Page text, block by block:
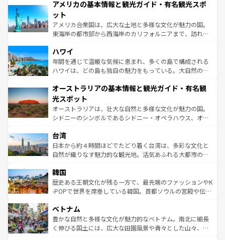
ンツ一覧を参照してほしい。
の建物がそのまま残る町や、スイスならではのユニークな
博物館もあり、アルプス観光だけでなく町歩きも満喫する
ことができる。国民の所得が高いため物価も高いが、旅行
者向けの交通パス提供のサービスもあり、うまく活用すれ
着のスイス情報は
アメリカの基本情報と観光ガイド・有名観光スポ
ット
アメリカ合衆国は、広大な土地と多様な文化が魅力の国。
東海岸の都市部から西海岸のカリフォルニアまで、訪れる
のような巨大都市は、観光、ショッピング、エンターテイ
ンメントが詰まった刺激的なスポットだ。一方、アメリカ
西部には大自然が広がり、グランドキャニオンやイエロー
部のニューオーリンズでは、音楽と美食が融合した独特の
文化が魅力。旅行者はアメリカの各地域で異なる魅力を楽
しみながら、その多様性と豊かな歴史を感じることができ
るだろう。車でのロードトリップや列車の旅も、アメリカ
情報は
ハワイ
年間を通じて温暖な気候に恵まれ、多くの島で構成される
ハワイは、どの島も独自の魅力をもっている。大自然の神
ワイ島は見逃せない。また、定番の観光地といえばオアフ
島だが、静かな自然を求めるならマウイ島やカウアイ島が
おすすめ。エメラルドグリーンに輝く海をはじめ、豊かな
文化や歴史が息づいている。「アロハスピリット」と呼ば
人々、おいしいローカルフードやハワイアンミュージッ
ク、伝統的なフラダンスなど、すべてがハワイの魅力を彩
っている。訪れるたびに新しい発見と感動が待っているハ
はコンテンツ一覧
オーストラリアの基本情報と観光ガイド・有名観
光スポット
オーストラリアは、壮大な自然と多様な文化が魅力の国。
シドニーのシンボルであるシドニー・オペラハウス、オー
リアリーフや大陸中央部にそびえるウルル（エアーズロッ
ク）、タスマニアの美しい原生林やケアンズの熱帯雨林な
ど、見どころがたくさん。また、カフェやワイン、オージ
いる。アクティビティも充実しており、サーフィンやダイ
ビング、ハイキングなど、アウトドア好きにはたまらな
い。オーストラリアの多彩な魅力を存分に味わいつくそ
参照してほしい。
台湾
日本から約４時間ほどでたどり着く台湾は、多彩な文化と
自然が織りなす魅力的な観光地。活気あふれる大都市の台
ン）、静ひつな山岳地帯である台湾東部など、都市の喧騒
と山間の静けさが共存しており、訪れる人に新しい発見と
驚きをもたらしてくれる。また、奥深い台湾の食文化も魅
容にもいいと評判のスイーツなど、バラエティ豊かな料理
が味わえる。 なお、新着の台湾情報は コンテンツ一覧を参
照してほしい。
韓国
歴史ある王朝文化が残る一方で、最先端のファッションやK
-POPで世界を席巻している韓国。首都ソウルの宮殿や伝統
き、地方に足を延ばせば四季折々の自然美を楽しむことが
できる。そして、キムチや焼肉、絶品のストリートフード
まで、さまざまな韓国料理が待っている。夜には、韓国な
ベトナム
豊かな自然と多様な文化が魅力的なベトナム。南北に細長
く伸びる国土には、広大な田園風景や青々とした山々、世